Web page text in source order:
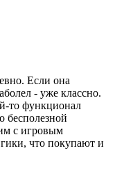
Если она
- уже классно.
то функционал
бесполезной
с игровым
что покупают и